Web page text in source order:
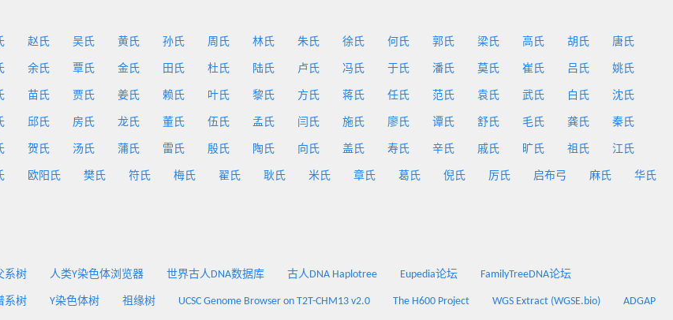
赵氏 吴氏 黄氏 孙氏 周氏 林氏 朱氏 徐氏 何氏 郭氏 梁氏 高氏 胡氏 唐氏
余氏 覃氏 金氏 田氏 杜氏 陆氏 卢氏 冯氏 于氏 潘氏 莫氏 崔氏 吕氏 姚氏
苗氏 贾氏 姜氏 赖氏 叶氏 黎氏 方氏 蒋氏 任氏 范氏 袁氏 武氏 白氏 沈氏
邱氏 房氏 龙氏 董氏 伍氏 孟氏 闫氏 施氏 廖氏 谭氏 舒氏 毛氏 龚氏 秦氏
贺氏 汤氏 蒲氏 雷氏 殷氏 陶氏 向氏 盖氏 寿氏 辛氏 戚氏 旷氏 祖氏 江氏
欧阳氏 樊氏 符氏 梅氏 翟氏 耿氏 米氏 章氏 葛氏 倪氏 厉氏 启布弓 麻氏 华氏
系树 人类Y染色体浏览器 世界古人DNA数据库 古人DNA Haplotree Eupedia论坛 FamilyTreeDNA论坛
系树 Y染色体树 祖缘树 UCSC Genome Browser on T2T-CHM13 v2.0 The H600 Project WGS Extract (WGSE.bio) ADGAP